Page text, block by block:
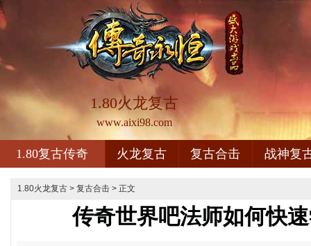
1.80火龙复古
www.aixi98.com
1.80复古传奇 火龙复古 复古合击 战神复
1.80火龙复古 > 复古合击 > 正文
传奇世界吧法师如何快